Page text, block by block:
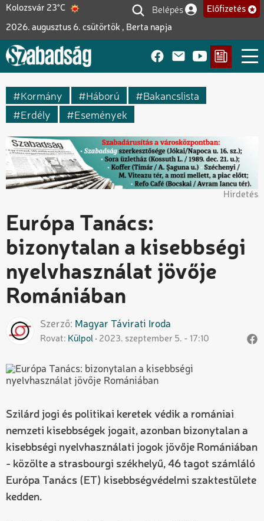
Ugrás
tartalomra
Kolozsvár 23°C
2026. augusztus 6. csütörtök , Berta napja
Felhasználói fiók
Belépés Előfizetés
Kormány Háború
Bakancslista
Erdély
Események
Hirdetés
Európa Tanács:
bizonytalan a kisebbségi
nyelvhasználat jövője
Romániában
Szerző Magyar Távirati Iroda
Rovat Külpol 2023. szeptember 5. - 17:10
Szilárd jogi és politikai keretek védik a romániai
nemzeti kisebbségek jogait, azonban bizonytalan a
kisebbségi nyelvhasználati jogok jövője Romániában
- közölte a strasbourgi székhelyű, 46 tagot számláló
Európa Tanács (ET) kisebbségvédelmi szaktestülete
kedden.